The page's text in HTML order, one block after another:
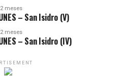
meses
– San Isidro (V)
meses
– San Isidro (IV)